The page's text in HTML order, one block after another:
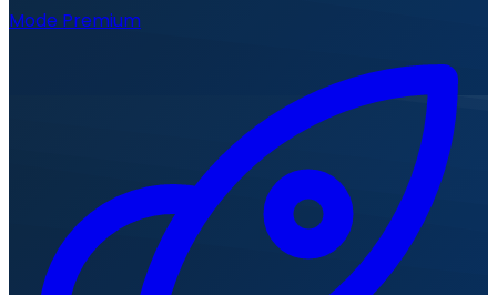
Mode Premium